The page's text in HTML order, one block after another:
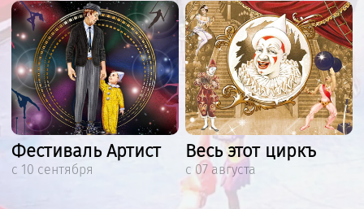
Фестиваль Артист
с 10 сентября
Весь этот циркъ
с 07 августа